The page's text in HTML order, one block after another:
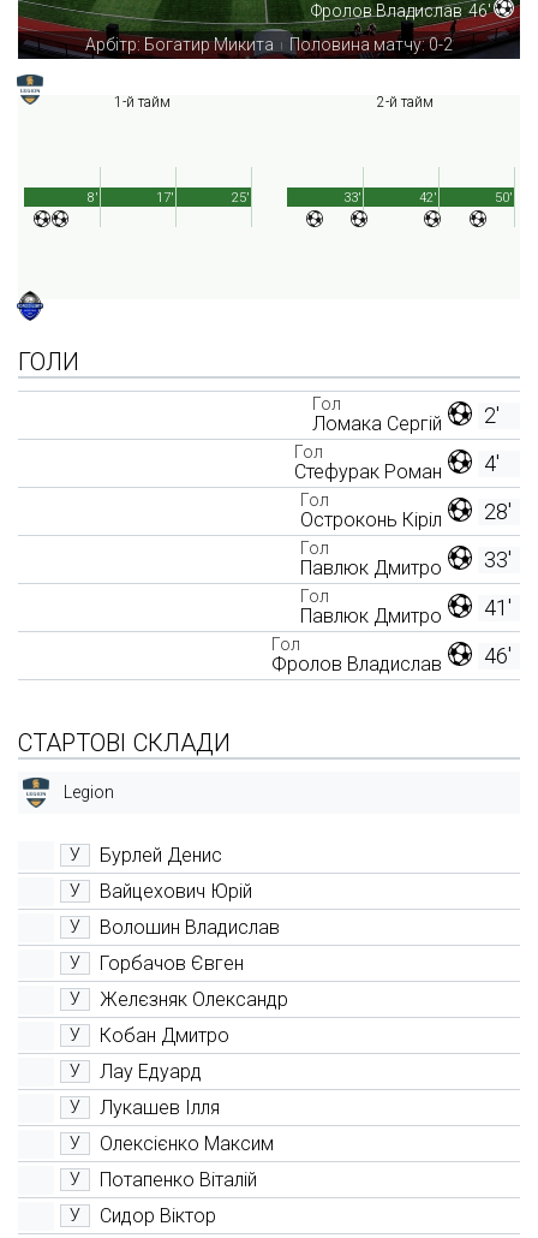
Фролов Владислав 46'
Арбітр: Богатир Микита
| Половина матчу: 0-2
1-й тайм
25'
8' 17'
2-й тайм
50'
33' 42'
ГОЛИ
2'
Гол
Ломака Сергій
4'
Гол
Стефурак Роман
28'
Гол
Остроконь Кіріл
33'
Гол
Павлюк Дмитро
41'
Гол
Павлюк Дмитро
46'
Гол
Фролов Владислав
СТАРТОВІ СКЛАДИ
Legion
У Бурлей Денис
У Вайцехович Юрій
У Волошин Владислав
У Горбачов Євген
У Желєзняк Олександр
У Кобан Дмитро
У Лау Едуард
У Лукашев Ілля
У Олексієнко Максим
У Потапенко Віталій
У Сидор Віктор